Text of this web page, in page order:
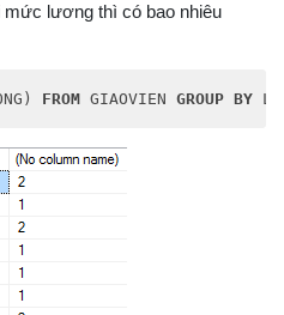
lương thì có bao nhiêu
FROM GIAOVIEN GROUP BY